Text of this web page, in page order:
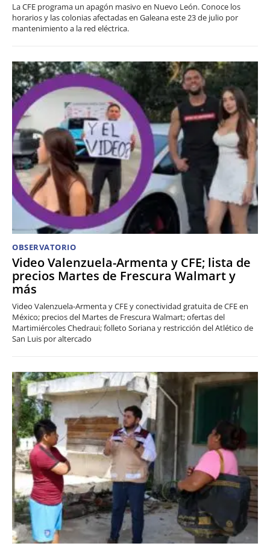
La CFE programa un apagón masivo en Nuevo León. Conoce los
horarios y las colonias afectadas en Galeana este 23 de julio por
mantenimiento a la red eléctrica.
OBSERVATORIO
Video Valenzuela-Armenta y CFE; lista de
precios Martes de Frescura Walmart y
más
Video Valenzuela-Armenta y CFE y conectividad gratuita de CFE en
México; precios del Martes de Frescura Walmart; ofertas del
Martimiércoles Chedraui; folleto Soriana y restricción del Atlético de
San Luis por altercado